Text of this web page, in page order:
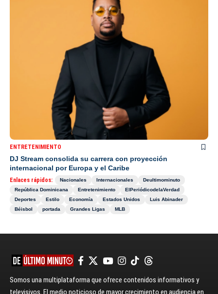
ENTRETENIMIENTO
DJ Stream consolida su carrera con proyección
internacional por Europa y el Caribe
Enlaces rápidos: Nacionales Internacionales
Deultimominuto
República Dominicana
Entretenimiento
ElPeriódicodelaVerdad
Deportes
Estilo Economía Estados Unidos
Luis Abinader
Béisbol
portada Grandes Ligas MLB
Somos una multiplataforma que ofrece contenidos informativos y
televisivos. El medio noticioso de mayor crecimiento en audiencia en